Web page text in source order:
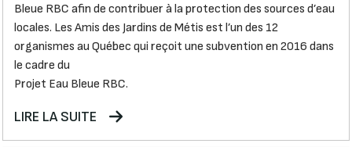
Bleue RBC afin de contribuer à la protection des sources d’eau
locales. Les Amis des Jardins de Métis est l’un des 12
organismes au Québec qui reçoit une subvention en 2016 dans
le cadre du
Projet Eau Bleue RBC.
LIRE LA SUITE